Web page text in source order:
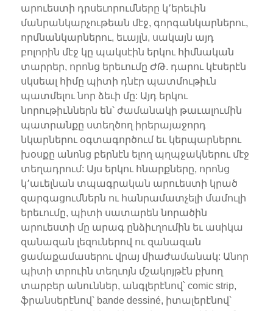
արուեստի դրսեւորումները կ՚երեւին
մանրանկարչութեան մէջ, գորգանկարներու,
որմնանկարներու, եւայլն, սակայն այդ
բոլորին մէջ կը պակսէին երկու հիմնական
տարրեր, որոնց երեւումը ԺԹ. դարու կէսերէն
սկսեալ հիմը պիտի դնէր պատմութիւն
պատմելու նոր ձեւի մը: Այդ երկու
նորութիւններն են՝ ժամանակի թաւալումին
պատրանքը ստեղծող իրերայաջորդ
նկարներու օգտագործում եւ կերպարներու
խօսքը անոնց բերնէն ելող պղպջակներու մէջ
տեղադրում: Այս երկու հնարքները, որոնց
կ՚աւելնան տպագրական արուեստի կրած
զարգացումներն ու հանրամատչելի մամուլի
երեւումը, պիտի սատարեն նորածին
արուեստի մը արագ ընձիւղումին եւ ասիկա
զանազան լեզուներով ու զանազան
ցամաքամասերու վրայ միաժամանակ: Անոր
պիտի տրուին տեղւոյն մշակոյթէն բխող
տարբեր անուններ, անգլերէնով՝ comic strip,
ֆրանսերէնով՝ bande dessiné, իտալերէնով՝